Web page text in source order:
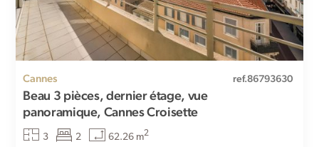
Cannes ref.86793630
Beau 3 pièces, dernier étage, vue
panoramique, Cannes Croisette
3 2 62.26 m2